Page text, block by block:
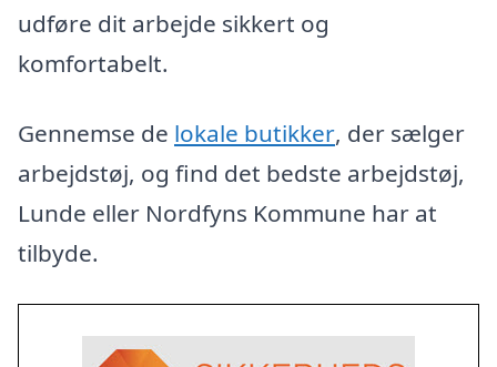
udføre dit arbejde sikkert og
komfortabelt.
Gennemse de lokale butikker, der sælger
arbejdstøj, og find det bedste arbejdstøj,
Lunde eller Nordfyns Kommune har at
tilbyde.